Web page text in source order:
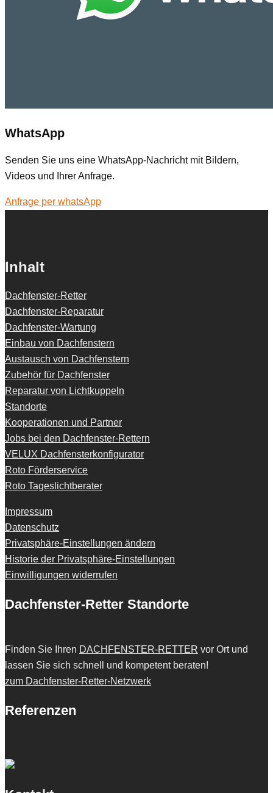
WhatsApp
Senden Sie uns eine WhatsApp-Nachricht mit Bildern,
Videos und Ihrer Anfrage.
Anfrage per whatsApp
Inhalt
Dachfenster-Retter
Dachfenster-Reparatur
Dachfenster-Wartung
Einbau von Dachfenstern
Austausch von Dachfenstern
Zubehör für Dachfenster
Reparatur von Lichtkuppeln
Standorte
Kooperationen und Partner
Jobs bei den Dachfenster-Rettern
VELUX Dachfensterkonfigurator
Roto Förderservice
Roto Tageslichtberater
Impressum
Datenschutz
Privatsphäre-Einstellungen ändern
Historie der Privatsphäre-Einstellungen
Einwilligungen widerrufen
Dachfenster-Retter Standorte
Finden Sie Ihren DACHFENSTER-RETTER vor Ort und
lassen Sie sich schnell und kompetent beraten!
zum Dachfenster-Retter-Netzwerk
Referenzen